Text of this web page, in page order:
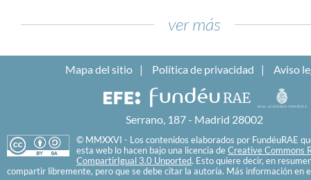
ver más
Mapa del sitio Política de privacidad Aviso
Serrano, 187 - Madrid 28002
© MMXXVI - Los contenidos elaborados por FundéuRAE
esta web lo hacen bajo una licencia de Creative Commons
CompartirIgual 3.0 Unported. Esto quiere decir, en
compartir libremente, pero que se debe citar la autoría. Más información en